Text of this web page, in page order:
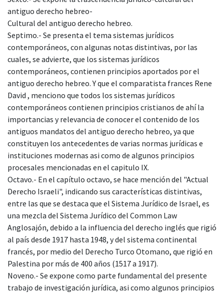
antiguo derecho hebreo-
Cultural del antiguo derecho hebreo.
Septimo.- Se presenta el tema sistemas jurídicos
contemporáneos, con algunas notas distintivas, por las
cuales, se advierte, que los sistemas jurídicos
contemporáneos, contienen principios aportados por el
antiguo derecho hebreo. Y que el comparatista frances Rene
David , menciono que todos los sistemas jurídicos
contemporáneos contienen principios cristianos de ahí la
importancias y relevancia de conocer el contenido de los
antiguos mandatos del antiguo derecho hebreo, ya que
constituyen los antecedentes de varias normas jurídicas e
instituciones modernas asi como de algunos principios
procesales mencionadas en el capitulo IX.
Octavo.- En el capítulo octavo, se hace mención del "Actual
Derecho Israeli", indicando sus características distintivas,
entre las que se destaca que el Sistema Jurídico de Israel, es
una mezcla del Sistema Jurídico del Common Law
Anglosajón, debido a la influencia del derecho inglés que rigió
al país desde 1917 hasta 1948, y del sistema continental
francés, por medio del Derecho Turco Otomano, que rigió en
Palestina por más de 400 años (1517 a 1917).
Noveno.- Se expone como parte fundamental del presente
trabajo de investigación jurídica, asi como algunos principios